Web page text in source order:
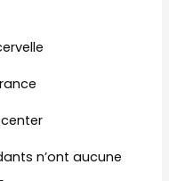
n’ont aucune